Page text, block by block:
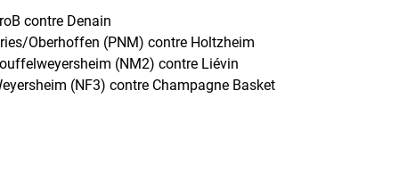
contre Denain
Oberhoffen (PNM) contre Holtzheim
(NM2) contre Liévin
(NF3) contre Champagne Basket